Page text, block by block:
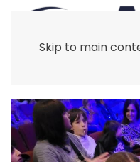
Skip to main